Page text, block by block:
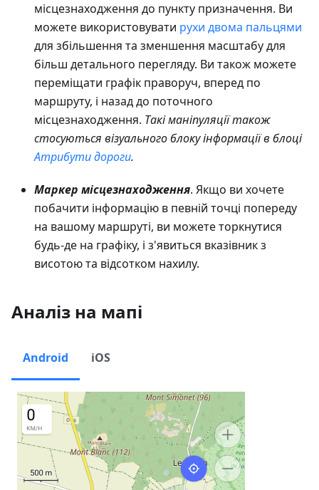
місцезнаходження до пункту призначення. Ви
можете використовувати рухи двома пальцями
для збільшення та зменшення масштабу для
більш детального перегляду. Ви також можете
переміщати графік праворуч, вперед по
маршруту, і назад до поточного
місцезнаходження. Такі маніпуляції також
стосуються візуального блоку інформації в блоці
Атрибути дороги.
Маркер місцезнаходження. Якщо ви хочете
побачити інформацію в певній точці попереду
на вашому маршруті, ви можете торкнутися
будь-де на графіку, і з'явиться вказівник з
висотою та відсотком нахилу.
Аналіз на мапі
Android iOS